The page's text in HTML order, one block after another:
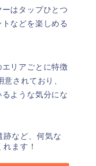
はタップひとつ
などを楽しめる
リアごとに特徴
されており、
ような気分にな
跡など、何気な
ます！